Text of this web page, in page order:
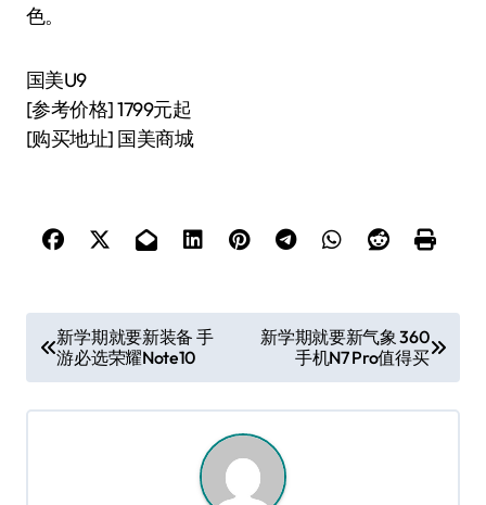
色。
国美U9
[参考价格] 1799元起
[购买地址] 国美商城
章
导
新学期就要新装备 手
游必选荣耀Note10
新学期就要新气象 360
手机N7 Pro值得买